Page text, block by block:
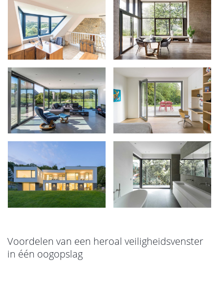
Voordelen van een heroal veiligheidsvenster
in één oogopslag